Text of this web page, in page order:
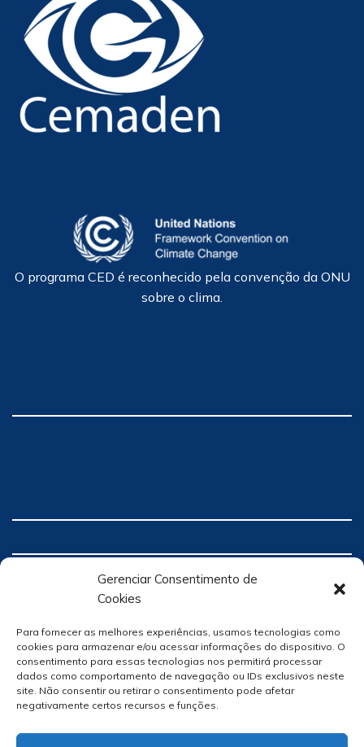
Gerenciar Consentimento de
Cookies
Para fornecer as melhores experiências, usamos tecnologias como
cookies para armazenar e/ou acessar informações do dispositivo. O
consentimento para essas tecnologias nos permitirá processar
dados como comportamento de navegação ou IDs exclusivos neste
site. Não consentir ou retirar o consentimento pode afetar
negativamente certos recursos e funções.
O programa CED é reconhecido pela convenção da ONU
sobre o clima.